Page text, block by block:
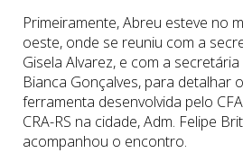
Primeiramente, Abreu esteve no
oeste, onde se reuniu com a
Gisela Alvarez, e com a
Bianca Gonçalves, para detalhar
ferramenta desenvolvida pelo
CRA-RS na cidade, Adm. Felipe
acompanhou o encontro.